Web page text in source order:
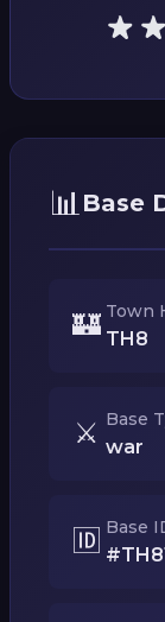
📊 Base
🏰 Town
TH8
⚔️ Base
war
🆔 Base